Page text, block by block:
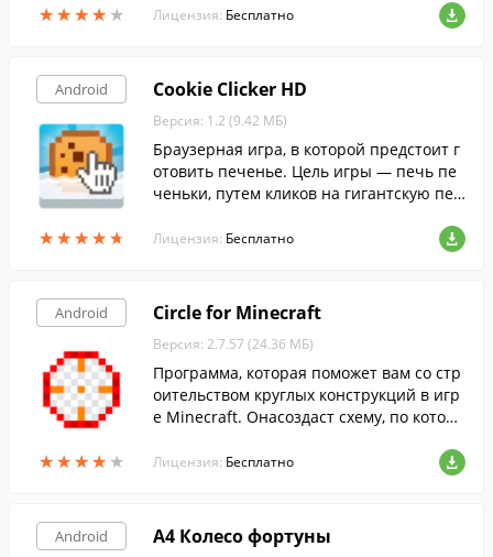
★★★★ ★
★★★★ ★ Лицензия: Бесплатно
Android
★★★★★
★★★★★
Cookie Clicker HD
Версия: 1.2 (9.42 МБ)
Браузерная игра, в которой предстоит г
отовить печенье. Цель игры — печь пе
ченьки, путем кликов на гигантскую печ
очков для приобретения построек.
Лицензия: Бесплатно
Android
★★★★ ★
★★★★ ★
Circle for Minecraft
Версия: 2.7.57 (24.36 МБ)
Программа, которая поможет вам со стр
оительством круглых конструкций в игр
е Minecraft. Онасоздаст схему, по которо
у вас получился круг.
Лицензия: Бесплатно
Android А4 Колесо фортуны